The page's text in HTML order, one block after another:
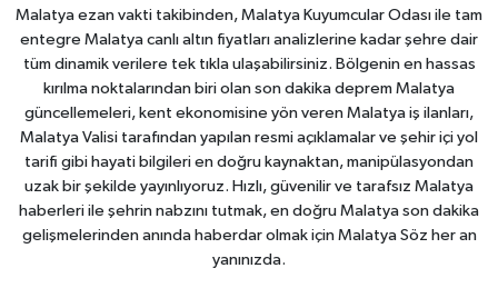
Malatya ezan vakti takibinden, Malatya Kuyumcular Odası ile tam
entegre Malatya canlı altın fiyatları analizlerine kadar şehre dair
tüm dinamik verilere tek tıkla ulaşabilirsiniz. Bölgenin en hassas
kırılma noktalarından biri olan son dakika deprem Malatya
güncellemeleri, kent ekonomisine yön veren Malatya iş ilanları,
Malatya Valisi tarafından yapılan resmi açıklamalar ve şehir içi yol
tarifi gibi hayati bilgileri en doğru kaynaktan, manipülasyondan
uzak bir şekilde yayınlıyoruz. Hızlı, güvenilir ve tarafsız Malatya
haberleri ile şehrin nabzını tutmak, en doğru Malatya son dakika
gelişmelerinden anında haberdar olmak için Malatya Söz her an
yanınızda.